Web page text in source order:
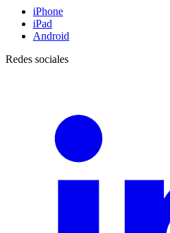
iPhone
iPad
Android
Redes sociales